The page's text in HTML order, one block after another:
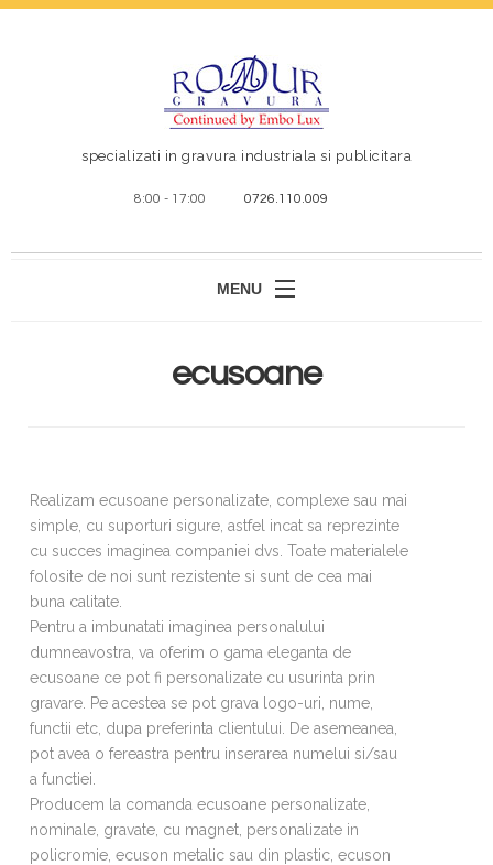
specializati in gravura industriala si publicitara
8:00 - 17:00 0726.110.009
MENU
DE CE NOI?
CONTACT
ecusoane
Realizam ecusoane personalizate, complexe sau mai
simple, cu suporturi sigure, astfel incat sa reprezinte
cu succes imaginea companiei dvs. Toate materialele
folosite de noi sunt rezistente si sunt de cea mai
buna calitate.
Pentru a imbunatati imaginea personalului
dumneavostra, va oferim o gama eleganta de
ecusoane ce pot fi personalizate cu usurinta prin
gravare. Pe acestea se pot grava logo-uri, nume,
functii etc, dupa preferinta clientului. De asemeanea,
pot avea o fereastra pentru inserarea numelui si/sau
a functiei.
Producem la comanda ecusoane personalizate,
nominale, gravate, cu magnet, personalizate in
policromie, ecuson metalic sau din plastic, ecuson